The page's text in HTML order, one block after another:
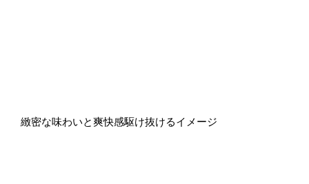
緻密な味わいと爽快感駆け抜けるイメージ